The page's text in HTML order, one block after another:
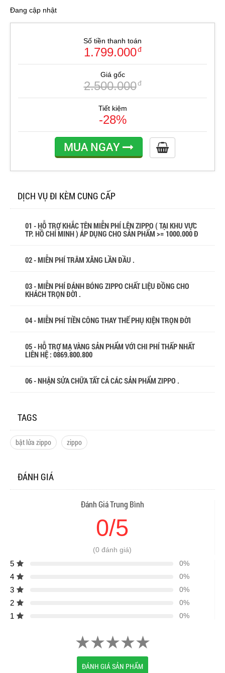
Đang cập nhật
Số tiền thanh toán
1.799.000đ
Giá gốc
2.500.000đ
Tiết kiệm
-28%
MUA NGAY
DỊCH VỤ ĐI KÈM CUNG CẤP
01 - HỖ TRỢ KHẮC TÊN MIỄN PHÍ LÊN ZIPPO ( TẠI KHU VỰC
TP. HỒ CHÍ MINH ) ÁP DỤNG CHO SẢN PHẨM >= 1000.000 Đ
02 - MIỄN PHÍ TRÂM XĂNG LẦN ĐẦU .
03 - MIỄN PHÍ ĐÁNH BÓNG ZIPPO CHẤT LIỆU ĐỒNG CHO
KHÁCH TRỌN ĐỜI .
04 - MIỄN PHÍ TIỀN CÔNG THAY THẾ PHỤ KIỆN TRỌN ĐỜI
05 - HỖ TRỢ MẠ VÀNG SẢN PHẨM VỚI CHI PHÍ THẤP NHẤT
LIÊN HỆ : 0869.800.800
06 - NHẬN SỬA CHỮA TẤT CẢ CÁC SẢN PHẨM ZIPPO .
TAGS
bật lửa zippo zippo
ĐÁNH GIÁ
Đánh Giá Trung Bình
0/5
(0 đánh giá)
5 0%
4 0%
3 0%
2 0%
1 0%
ĐÁNH GIÁ SẢN PHẨM